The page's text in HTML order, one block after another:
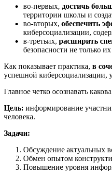
во-первых, достичь
территории школы и
во-вторых, обеспечить
киберсоциализации,
в-третьих, расширить
безопасности не только
Как показывает практика, в
успешной киберсоциализации,
Главное четко осознавать
Цель: информирование
человека.
Задачи:
Обсуждение актуальных
Обмен опытом
Повышение уровня